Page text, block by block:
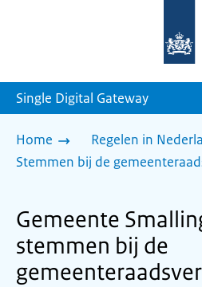
homepage
Single Digital Gateway
Home
Regelen in
Stemmen bij de
Gemeente
stemmen bij de